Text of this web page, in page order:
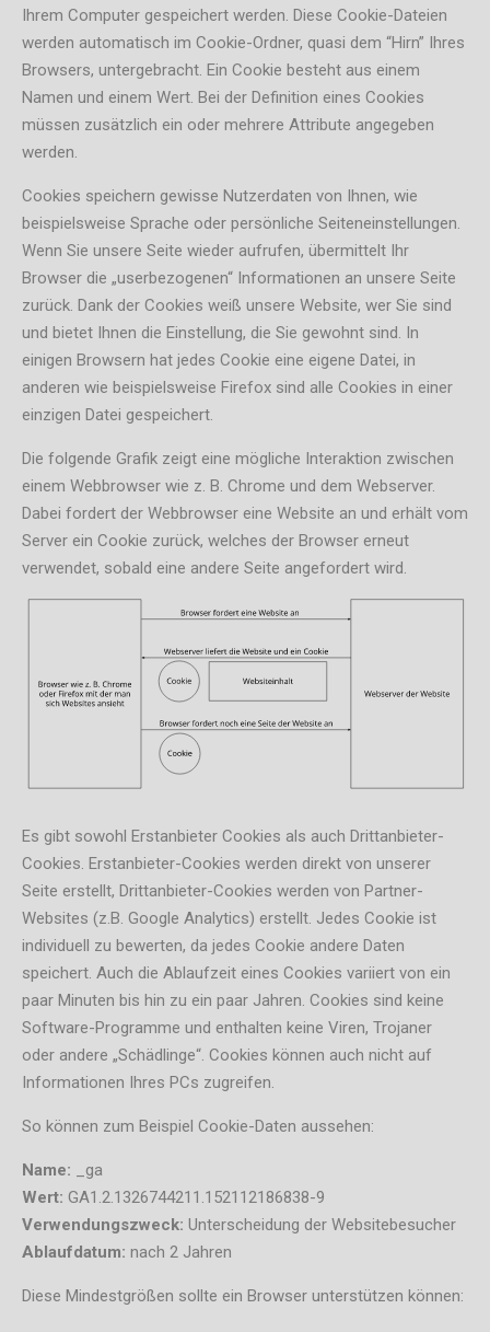
Ihrem Computer gespeichert werden. Diese Cookie-Dateien
werden automatisch im Cookie-Ordner, quasi dem “Hirn” Ihres
Browsers, untergebracht. Ein Cookie besteht aus einem
Namen und einem Wert. Bei der Definition eines Cookies
müssen zusätzlich ein oder mehrere Attribute angegeben
werden.
Cookies speichern gewisse Nutzerdaten von Ihnen, wie
beispielsweise Sprache oder persönliche Seiteneinstellungen.
Wenn Sie unsere Seite wieder aufrufen, übermittelt Ihr
Browser die „userbezogenen“ Informationen an unsere Seite
zurück. Dank der Cookies weiß unsere Website, wer Sie sind
und bietet Ihnen die Einstellung, die Sie gewohnt sind. In
einigen Browsern hat jedes Cookie eine eigene Datei, in
anderen wie beispielsweise Firefox sind alle Cookies in einer
einzigen Datei gespeichert.
Die folgende Grafik zeigt eine mögliche Interaktion zwischen
einem Webbrowser wie z. B. Chrome und dem Webserver.
Dabei fordert der Webbrowser eine Website an und erhält vom
Server ein Cookie zurück, welches der Browser erneut
verwendet, sobald eine andere Seite angefordert wird.
Es gibt sowohl Erstanbieter Cookies als auch Drittanbieter-
Cookies. Erstanbieter-Cookies werden direkt von unserer
Seite erstellt, Drittanbieter-Cookies werden von Partner-
Websites (z.B. Google Analytics) erstellt. Jedes Cookie ist
individuell zu bewerten, da jedes Cookie andere Daten
speichert. Auch die Ablaufzeit eines Cookies variiert von ein
paar Minuten bis hin zu ein paar Jahren. Cookies sind keine
Software-Programme und enthalten keine Viren, Trojaner
oder andere „Schädlinge“. Cookies können auch nicht auf
Informationen Ihres PCs zugreifen.
So können zum Beispiel Cookie-Daten aussehen:
Name: _ga
Wert: GA1.2.1326744211.152112186838-9
Verwendungszweck: Unterscheidung der Websitebesucher
Ablaufdatum: nach 2 Jahren
Diese Mindestgrößen sollte ein Browser unterstützen können: